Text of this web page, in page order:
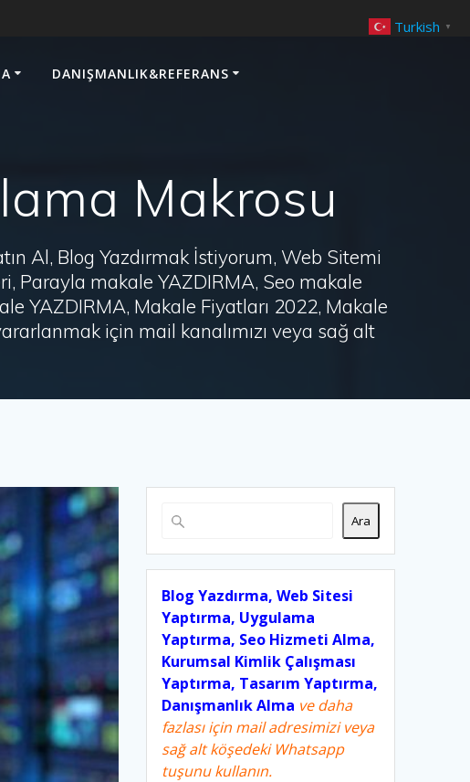
DANIŞMANLIK&REFERANS
Makrosu
Al, Blog Yazdırmak İstiyorum, Web Sitemi
Parayla makale YAZDIRMA, Seo makale
YAZDIRMA, Makale Fiyatları 2022, Makale
için mail kanalımızı veya sağ alt
Ara
Blog Yazdırma, Web Sitesi
Yaptırma, Uygulama
Yaptırma, Seo Hizmeti Alma,
Kurumsal Kimlik Çalışması
Yaptırma, Tasarım Yaptırma,
Danışmanlık Alma ve daha
fazlası için mail adresimizi veya
sağ alt köşedeki Whatsapp
tuşunu kullanın.
Turkish ▼